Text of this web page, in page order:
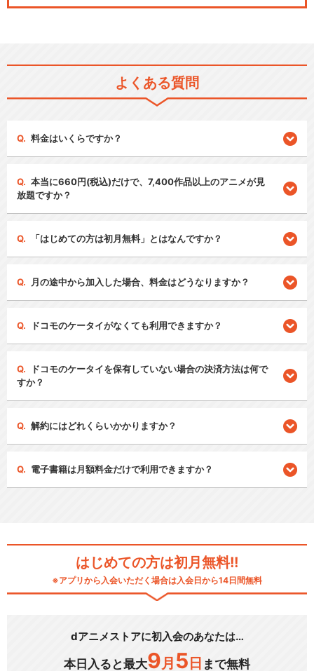
よくある質問
料金はいくらですか？
本当に660円(税込)だけで、7,400作品以上のアニメが見
放題ですか？
「はじめての方は初月無料」とはなんですか？
月の途中から加入した場合、料金はどうなりますか？
ドコモのケータイがなくても利用できますか？
ドコモのケータイを保有していない場合の決済方法は何で
すか？
解約にはどれくらいかかりますか？
電子書籍は月額料金だけで利用できますか？
はじめての方は初月無料!!
※アプリから入会いただく場合は入会日から14日間無料
dアニメストアに初入会のあなたは…
本日入ると最大9 月 5 日 まで無料